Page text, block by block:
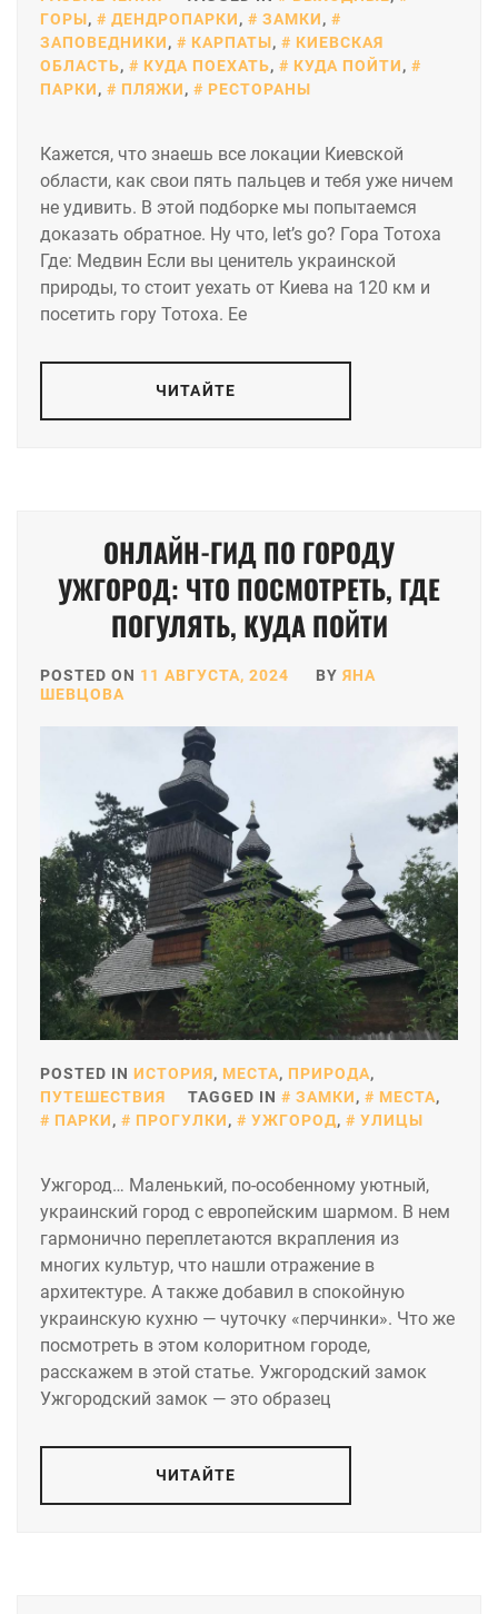
ГОРЫ, ДЕНДРОПАРКИ, ЗАМКИ,
ЗАПОВЕДНИКИ, КАРПАТЫ,
КИЕВСКАЯ
ОБЛАСТЬ, КУДА ПОЕХАТЬ, КУДА ПОЙТИ,
ПАРКИ, ПЛЯЖИ, РЕСТОРАНЫ
Кажется, что знаешь все локации Киевской
области, как свои пять пальцев и тебя уже ничем
не удивить. В этой подборке мы попытаемся
доказать обратное. Ну что, let’s go? Гора Тотоха
Где: Медвин Если вы ценитель украинской
природы, то стоит уехать от Киева на 120 км и
посетить гору Тотоха. Ее
ЧИТАЙТЕ
ОНЛАЙН-ГИД ПО ГОРОДУ
УЖГОРОД: ЧТО ПОСМОТРЕТЬ, ГДЕ
ПОГУЛЯТЬ, КУДА ПОЙТИ
POSTED ON 11 АВГУСТА, 2024 BY ЯНА
ШЕВЦОВА
POSTED IN ИСТОРИЯ, МЕСТА, ПРИРОДА,
ПУТЕШЕСТВИЯ
TAGGED IN ЗАМКИ, МЕСТА,
ПАРКИ, ПРОГУЛКИ, УЖГОРОД, УЛИЦЫ
Ужгород… Маленький, по-особенному уютный,
украинский город с европейским шармом. В нем
гармонично переплетаются вкрапления из
многих культур, что нашли отражение в
архитектуре. А также добавил в спокойную
украинскую кухню — чуточку «перчинки». Что же
посмотреть в этом колоритном городе,
расскажем в этой статье. Ужгородский замок
Ужгородский замок — это образец
ЧИТАЙТЕ